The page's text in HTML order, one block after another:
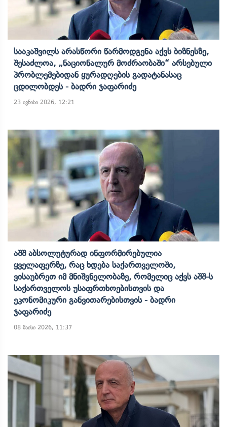
Სააკაშვილს Არასწორი Წარმოდგენა Აქვს Ბიზნესზე,
Შესაძლოა, „ნაციონალურ Მოძრაობაში“ Არსებული
Პრობლემებიდან Ყურადღების Გადატანასაც
Ცდილობდეს - Ბადრი Ჯაფარიძე
23 ივნისი 2026, 12:21
Აშშ Აბსოლუტურად Ინფორმირებულია
Ყველაფერზე, Რაც Ხდება Საქართველოში,
Ვისაუბრეთ Იმ Მნიშვნელობაზე, Რომელიც Აქვს Აშშ-Ს
Საქართველოს Უსაფრთხოებისთვის Და
Ეკონომიკური Განვითარებისთვის - Ბადრი
Ჯაფარიძე
08 მაისი 2026, 11:37